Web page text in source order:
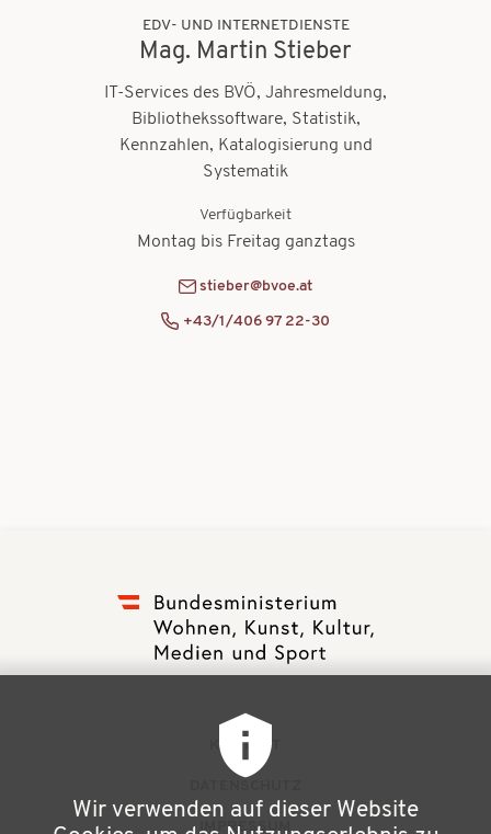
EDV- UND INTERNETDIENSTE
Mag. Martin Stieber
IT-Services des BVÖ, Jahresmeldung,
Bibliothekssoftware, Statistik,
Kennzahlen, Katalogisierung und
Systematik
Verfügbarkeit
Montag bis Freitag ganztags
stieber@bvoe.at
+43/1/406 97 22-30
ß
KONTAKT
IMPRESSUM
Wir verwenden auf dieser Website